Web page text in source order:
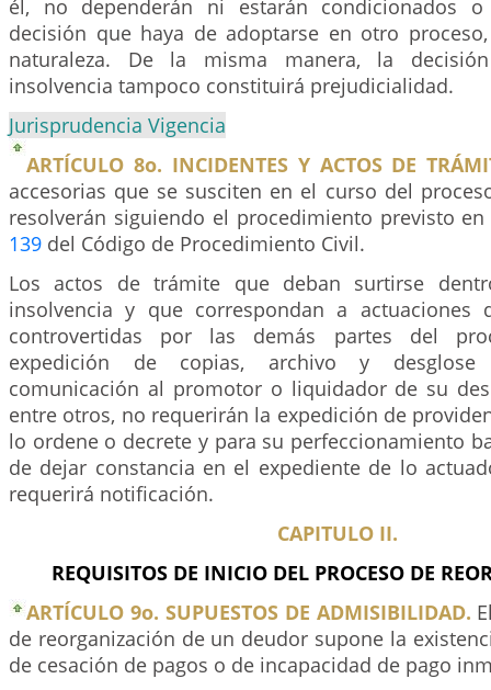
él, no dependerán ni estarán condicionados
decisión que haya de adoptarse en otro
naturaleza. De la misma manera, la
insolvencia tampoco constituirá prejudicialidad.
Jurisprudencia Vigencia
ARTÍCULO 8o. INCIDENTES Y ACTOS DE
accesorias que se susciten en el curso del
resolverán siguiendo el procedimiento previsto
139 del Código de Procedimiento Civil.
Los actos de trámite que deban surtirse
insolvencia y que correspondan a actuaciones
controvertidas por las demás partes del
expedición de copias, archivo y desglose
comunicación al promotor o liquidador de su
entre otros, no requerirán la expedición de
lo ordene o decrete y para su perfeccionamiento
de dejar constancia en el expediente de lo
requerirá notificación.
CAPITULO II.
REQUISITOS DE INICIO DEL PROCESO DE
ARTÍCULO 9o. SUPUESTOS DE ADMISIBILIDAD.
de reorganización de un deudor supone la
de cesación de pagos o de incapacidad de pago